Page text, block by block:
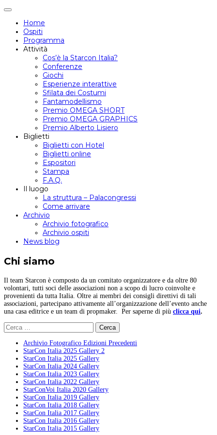
Attiva/disattiva
navigazione
Home
Ospiti
Programma
Attività
Cos’è la Starcon Italia?
Conferenze
Giochi
Esperienze interattive
Sfilata dei Costumi
Fantamodellismo
Premio OMEGA SHORT
Premio OMEGA GRAPHICS
Premio Alberto Lisiero
Biglietti
Biglietti con Hotel
Biglietti online
Espositori
Stampa
F.A.Q.
Il luogo
La struttura – Palacongressi
Come arrivare
Archivio
Archivio fotografico
Archivio ospiti
News blog
Chi siamo
Il team Starcon è composto da un comitato organizzatore e da oltre 80
volontari, tutti soci delle associazioni non a scopo di lucro coinvolte e
provenienti da tutta Italia. Oltre ai membri dei consigli direttivi di tali
associazioni, partecipano attivamente all’organizzazione dell’evento anche
una casa editrice e un team di propmaker. Per saperne di più clicca qui.
Ricerca
per:
Archivio Fotografico Edizioni Precedenti
StarCon Italia 2025 Gallery 2
StarCon Italia 2025 Gallery
StarCon Italia 2024 Gallery
StarCon Italia 2023 Gallery
StarCon Italia 2022 Gallery
StarConVoi Italia 2020 Gallery
StarCon Italia 2019 Gallery
StarCon Italia 2018 Gallery
StarCon Italia 2017 Gallery
StarCon Italia 2016 Gallery
StarCon Italia 2015 Gallery